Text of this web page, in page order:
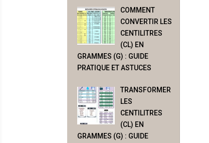
COMMENT
CONVERTIR LES
CENTILITRES
(CL) EN
GRAMMES (G) : GUIDE
PRATIQUE ET ASTUCES
TRANSFORMER
LES
CENTILITRES
(CL) EN
GRAMMES (G) : GUIDE